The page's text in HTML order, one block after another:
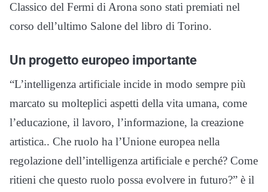
Classico del Fermi di Arona sono stati premiati nel
corso dell’ultimo Salone del libro di Torino.
Un progetto europeo importante
“L’intelligenza artificiale incide in modo sempre più
marcato su molteplici aspetti della vita umana, come
l’educazione, il lavoro, l’informazione, la creazione
artistica.. Che ruolo ha l’Unione europea nella
regolazione dell’intelligenza artificiale e perché? Come
ritieni che questo ruolo possa evolvere in futuro?” è il